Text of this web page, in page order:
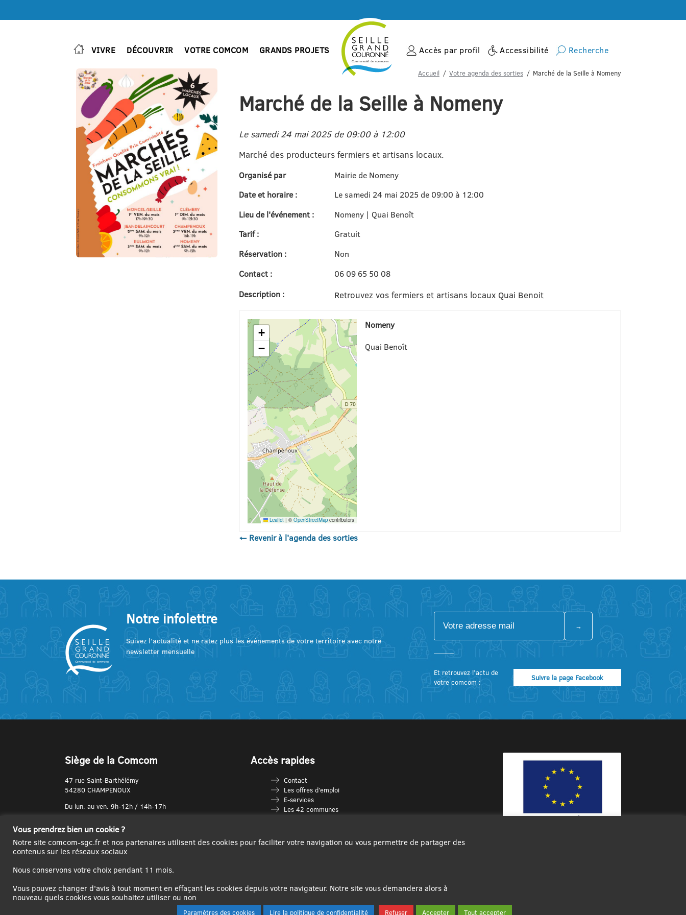
VIVRE DÉCOUVRIR VOTRE COMCOM GRANDS PROJETS Accès par profil Accessibilité Recherche
Accueil Votre agenda des sorties Marché de la Seille à Nomeny
Marché de la Seille à Nomeny
Le samedi 24 mai 2025 de 09:00 à 12:00
Marché des producteurs fermiers et artisans locaux.
Organisé par
Mairie de Nomeny
Date et horaire :
Le samedi 24 mai 2025 de 09:00 à 12:00
Lieu de l'événement :
Nomeny | Quai Benoît
Tarif :
Gratuit
Réservation :
Non
Contact :
06 09 65 50 08
Description :
Retrouvez vos fermiers et artisans locaux Quai Benoit
+
−
Leaflet | ©OpenStreetMapcontributors
Nomeny
Quai Benoît
← Revenir à l'agenda des sorties
Notre infolettre
Suivez l’actualité et ne ratez plus les événements de votre territoire avec notre
newsletter mensuelle
Et retrouvez l’actu de
votre comcom :
Suivre la page Facebook
Siège de la Comcom
47 rue Saint-Barthélémy
54280 CHAMPENOUX
Du lun. au ven. 9h-12h / 14h-17h
03 83 31 74 37
Accès rapides
Contact
Les offres d’emploi
E-services
Les 42 communes
Espace France Services
Les séniors
Vous prendrez bien un cookie ?
Notre site comcom-sgc.fr et nos partenaires utilisent des cookies pour faciliter votre navigation ou vous permettre de partager des
contenus sur les réseaux sociaux
Nous conservons votre choix pendant 11 mois.
Vous pouvez changer d'avis à tout moment en effaçant les cookies depuis votre navigateur. Notre site vous demandera alors à
nouveau quels cookies vous souhaitez utiliser ou non
Paramètres des cookies Lire la politique de confidentialité Refuser Accepter Tout accepter